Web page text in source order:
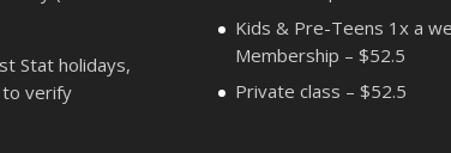
Stat holidays,
verify
Kids & Pre-Teens 1x a
Membership – $52.5
Private class – $52.5